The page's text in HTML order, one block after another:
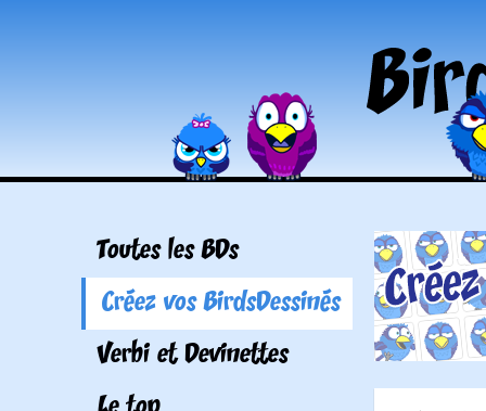
Toutes les BDs
Créez vos BirdsDessinés
Verbi et Devinettes